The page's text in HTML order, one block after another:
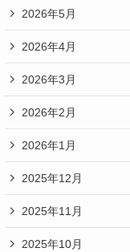
2026年5月
2026年4月
2026年3月
2026年2月
2026年1月
2025年12月
2025年11月
2025年10月